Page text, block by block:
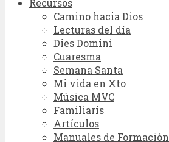
Recursos
Camino hacia Dios
Lecturas del día
Dies Domini
Cuaresma
Semana Santa
Mi vida en Xto
Música MVC
Familiaris
Artículos
Manuales de Formación